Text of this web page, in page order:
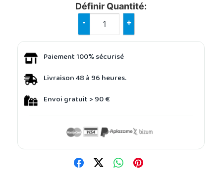
Définir Quantité:
- +
Paiement 100% sécurisé
Livraison 48 à 96 heures.
Envoi gratuit > 90 €